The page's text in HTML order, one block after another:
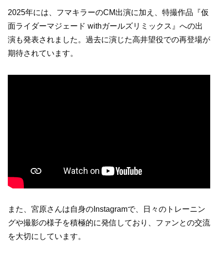
2025年には、フマキラーのCM出演に加え、特撮作品『仮
面ライダーマジェード withガールズリミックス』への出
演も発表されました。過去に演じた高井望役での再登場が
期待されています。
また、宮原さんは自身のInstagramで、日々のトレーニン
グや撮影の様子を積極的に発信しており、ファンとの交流
を大切にしています。